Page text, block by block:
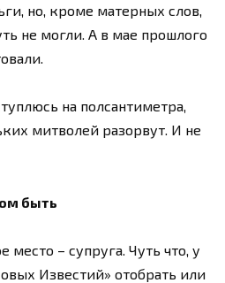
но, кроме матерных слов,
не могли. А в мае прошлого
на полсантиметра,
митволей разорвут. И не
быть
место – супруга. Чуть что, у
Известий» отобрать или